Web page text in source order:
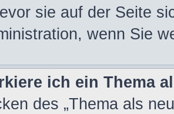
sie auf der Seite
wenn Sie
ich ein Thema
des „Thema als